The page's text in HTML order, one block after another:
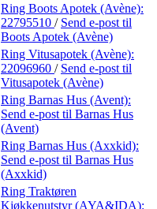
Ring Boots Apotek (Avène):
22795510 / Send e-post til
Boots Apotek (Avène)
Ring Vitusapotek (Avène):
22096960 / Send e-post til
Vitusapotek (Avène)
Ring Barnas Hus (Avent):
Send e-post til Barnas Hus
(Avent)
Ring Barnas Hus (Axxkid):
Send e-post til Barnas Hus
(Axxkid)
Ring Traktøren
Kjøkkenutstyr (AYA&IDA):